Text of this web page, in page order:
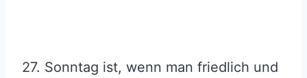
27. Sonntag ist, wenn man friedlich und